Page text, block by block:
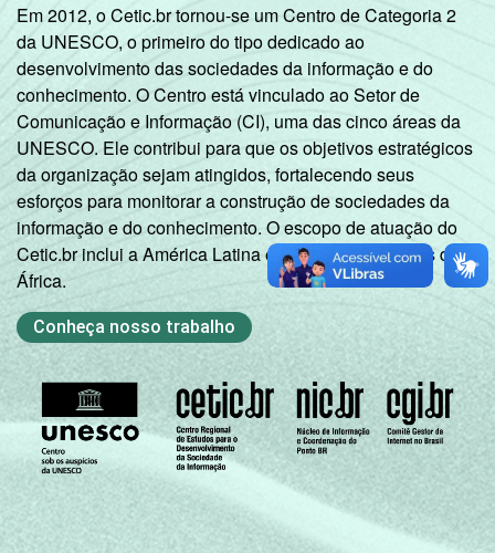
Em 2012, o Cetic.br tornou-se um Centro de Categoria 2
da UNESCO, o primeiro do tipo dedicado ao
desenvolvimento das sociedades da informação e do
conhecimento. O Centro está vinculado ao Setor de
Comunicação e Informação (CI), uma das cinco áreas da
UNESCO. Ele contribui para que os objetivos estratégicos
da organização sejam atingidos, fortalecendo seus
esforços para monitorar a construção de sociedades da
informação e do conhecimento. O escopo de atuação do
Cetic.br inclui a América Latina e os países lusófonos da
África.
Conheça nosso trabalho